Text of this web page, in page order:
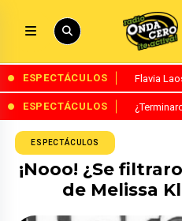
ESPECTÁCULOS Flavia
ESPECTÁCULOS
ESPECTÁCULOS
¡Nooo! ¿Se
de Melissa